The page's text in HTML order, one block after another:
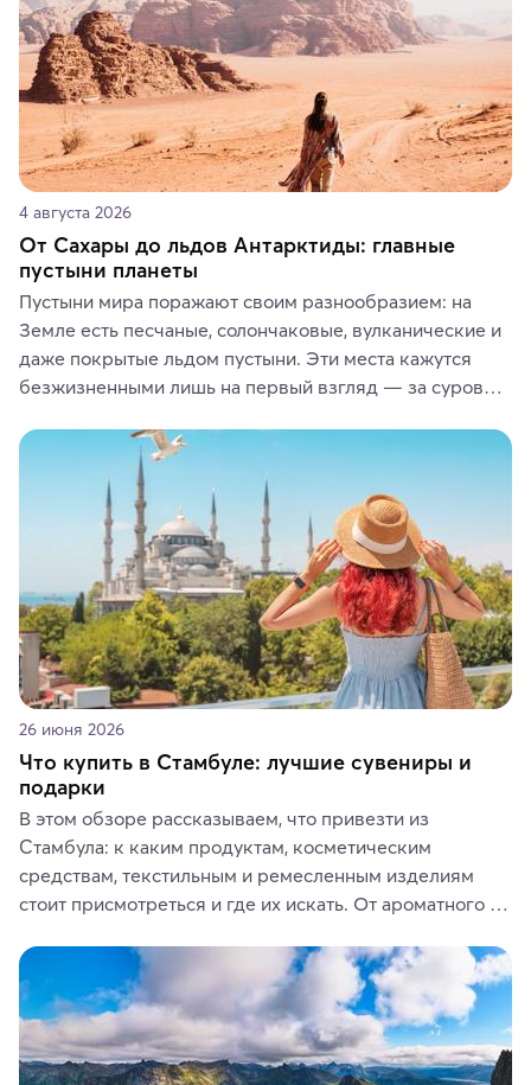
4 августа 2026
От Сахары до льдов Антарктиды: главные
пустыни планеты
Пустыни мира поражают своим разнообразием: на
Земле есть песчаные, солончаковые, вулканические и
даже покрытые льдом пустыни. Эти места кажутся
безжизненными лишь на первый взгляд — за суровой
животные и маршруты, которые дарят одни из самых
ярких впечатлений от путешествий.
26 июня 2026
Что купить в Стамбуле: лучшие сувениры и
подарки
В этом обзоре рассказываем, что привезти из
Стамбула: к каким продуктам, косметическим
средствам, текстильным и ремесленным изделиям
стоит присмотреться и где их искать. От ароматного
керамики и изделий из кожи на турецких рынках и в
аутентичных лавках — в подарок близким или себе на
память о путешествии.